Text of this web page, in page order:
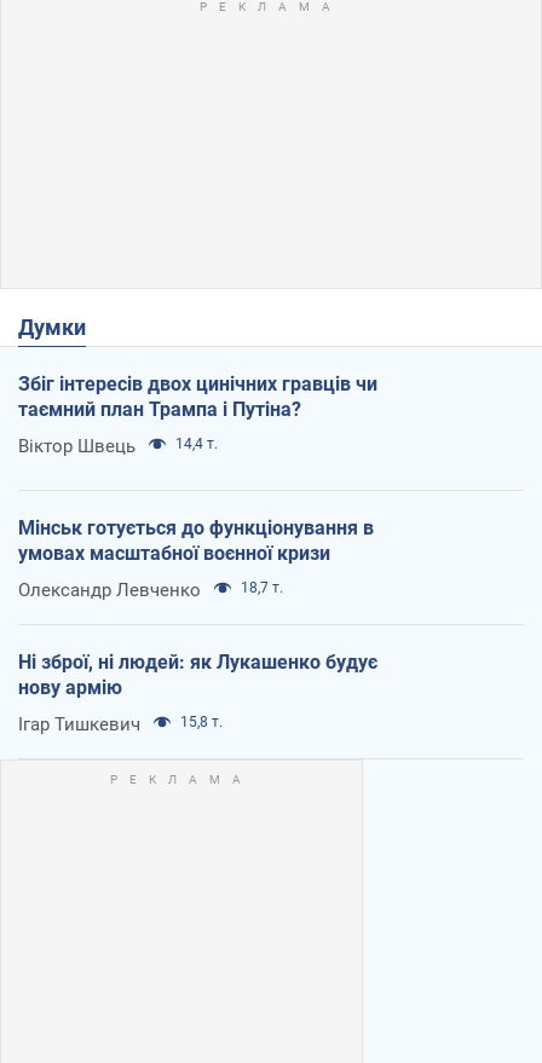
Думки
Збіг інтересів двох цинічних гравців чи
таємний план Трампа і Путіна?
Віктор Швець 14,4 т.
Мінськ готується до функціонування в
умовах масштабної воєнної кризи
Олександр Левченко 18,7 т.
Ні зброї, ні людей: як Лукашенко будує
нову армію
Ігар Тишкевич 15,8 т.